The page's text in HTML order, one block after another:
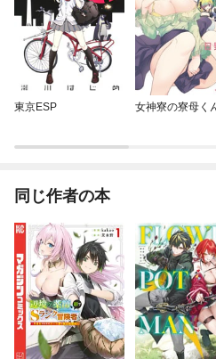
東京ESP 女神寮の寮母く
同じ作者の本